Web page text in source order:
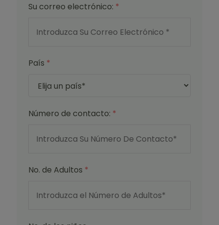
Su correo electrónico: *
País *
Número de contacto: *
No. de Adultos *